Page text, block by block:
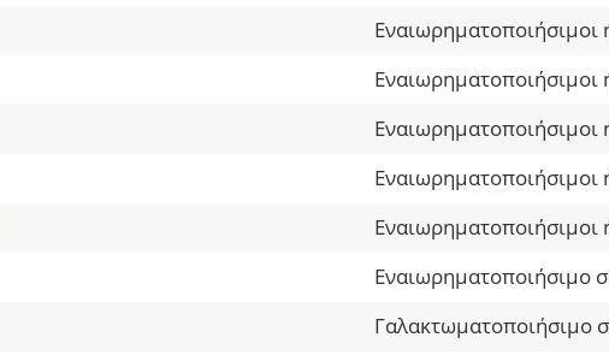
Εναιωρηματοποιήσιμοι
Εναιωρηματοποιήσιμοι
Εναιωρηματοποιήσιμοι
Εναιωρηματοποιήσιμοι
Εναιωρηματοποιήσιμοι
Εναιωρηματοποιήσιμο
Γαλακτωματοποιήσιμο